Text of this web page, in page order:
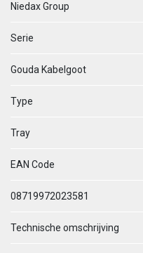
Niedax Group
Serie
Gouda Kabelgoot
Type
Tray
EAN Code
08719972023581
Technische omschrijving